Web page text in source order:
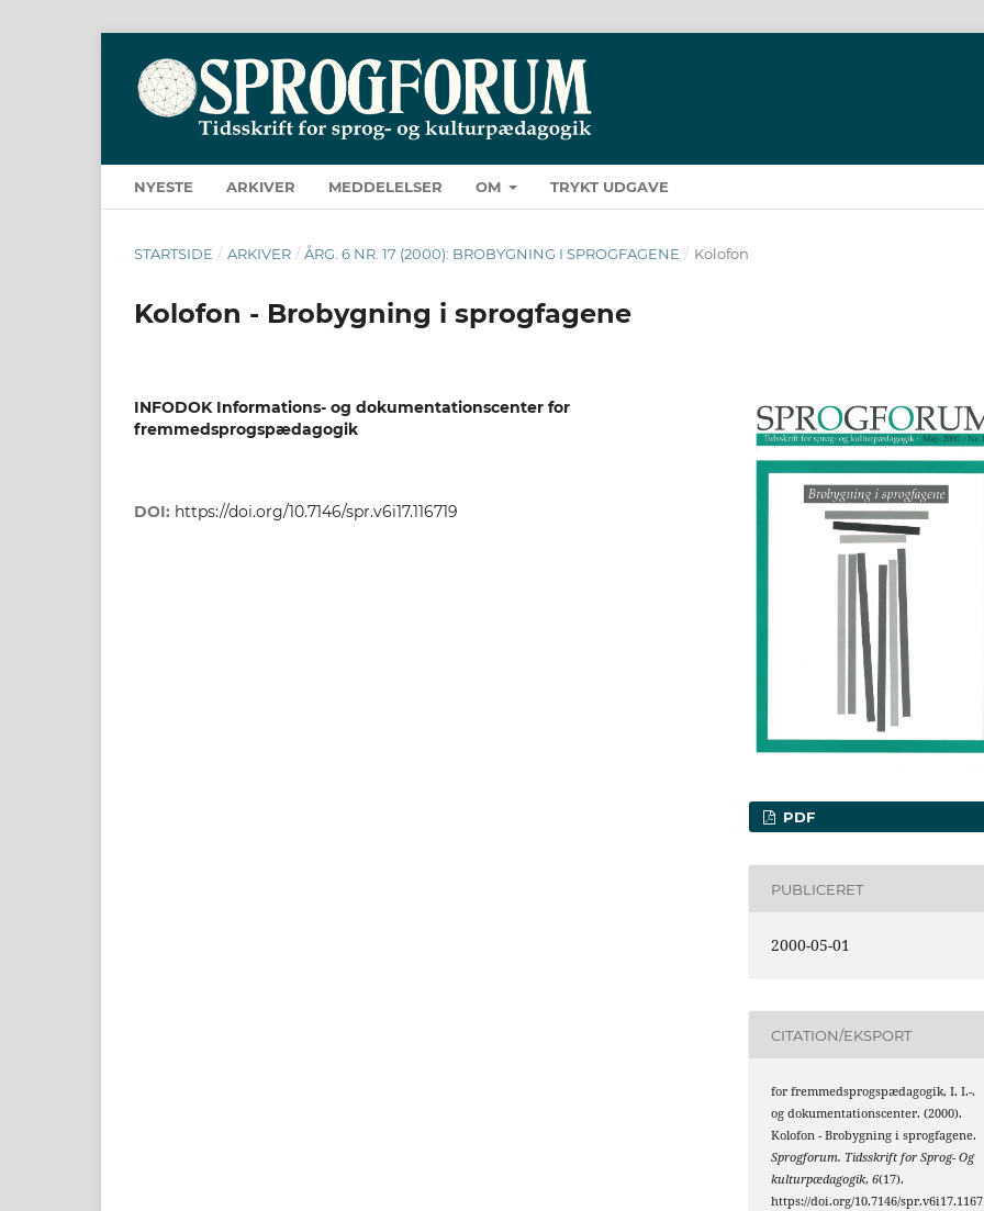
NYESTE ARKIVER MEDDELELSER OM TRYKT UDGAVE
STARTSIDE / ARKIVER / ÅRG. 6 NR. 17 (2000): BROBYGNING I SPROGFAGENE / Kolofon
Kolofon - Brobygning i sprogfagene
INFODOK Informations- og dokumentationscenter for
fremmedsprogspædagogik
DOI: https://doi.org/10.7146/spr.v6i17.116719
PDF
PUBLICERET
2000-05-01
CITATION/EKSPORT
for fremmedsprogspædagogik, I. I.-.
og dokumentationscenter. (2000).
Kolofon - Brobygning i sprogfagene.
Sprogforum. Tidsskrift for Sprog- Og
kulturpædagogik,6(17).
https://doi.org/10.7146/